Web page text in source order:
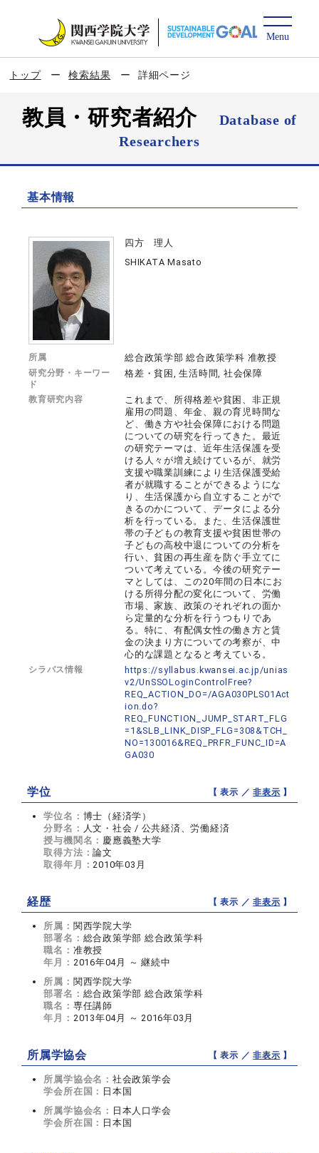
トップ 検索結果 詳細ページ
教員・研究者紹介
Database of
Researchers
基本情報
四方 理人
SHIKATA Masato
所属 総合政策学部 総合政策学科 准教授
研究分野・キーワー
ド
格差・貧困, 生活時間, 社会保障
教育研究内容
これまで、所得格差や貧困、非正規
雇用の問題、年金、親の育児時間な
ど、働き方や社会保障における問題
についての研究を行ってきた。最近
の研究テーマは、近年生活保護を受
ける人々が増え続けているが、就労
支援や職業訓練により生活保護受給
者が就職することができるようにな
り、生活保護から自立することがで
きるのかについて、データによる分
析を行っている。また、生活保護世
帯の子どもの教育支援や貧困世帯の
子どもの高校中退についての分析を
行い、貧困の再生産を防ぐ手立てに
ついて考えている。今後の研究テー
マとしては、この20年間の日本にお
ける所得分配の変化について、労働
市場、家族、政策のそれぞれの面か
ら定量的な分析を行うつもりであ
る。特に、有配偶女性の働き方と賃
金の決まり方についての考察が、中
心的な課題となると考えている。
シラバス情報
https://syllabus.kwansei.ac.jp/unias
v2/UnSSOLoginControlFree?
REQ_ACTION_DO=/AGA030PLS01Act
ion.do?
REQ_FUNCTION_JUMP_START_FLG
=1&SLB_LINK_DISP_FLG=308&TCH_
NO=130016&REQ_PRFR_FUNC_ID=A
GA030
学位 【 表示 ／非表示 】
学位名： 博士（経済学）
分野名： 人文・社会 / 公共経済、労働経済
授与機関名： 慶應義塾大学
取得方法：論文
取得年月：2010年03月
経歴 【 表示 ／非表示 】
所属： 関西学院大学
部署名： 総合政策学部 総合政策学科
職名： 准教授
年月： 2016年04月 ～ 継続中
所属： 関西学院大学
部署名： 総合政策学部 総合政策学科
職名： 専任講師
年月： 2013年04月 ～ 2016年03月
所属学協会 【 表示 ／非表示 】
所属学協会名： 社会政策学会
学会所在国： 日本国
所属学協会名： 日本人口学会
学会所在国： 日本国